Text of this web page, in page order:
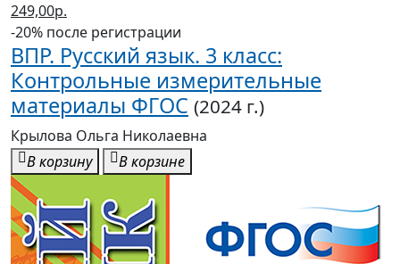
249,00р.
-20% после регистрации
ВПР. Русский язык. 3 класс:
Контрольные измерительные
материалы ФГОС (2024 г.)
Крылова Ольга Николаевна
В корзину
В корзине